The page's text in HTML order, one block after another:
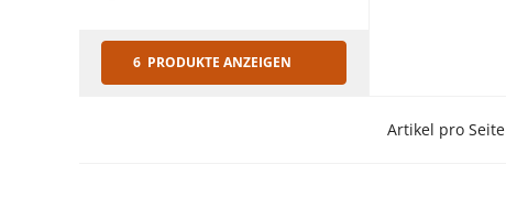
6 PRODUKTE ANZEIGEN
Artikel pro Seite